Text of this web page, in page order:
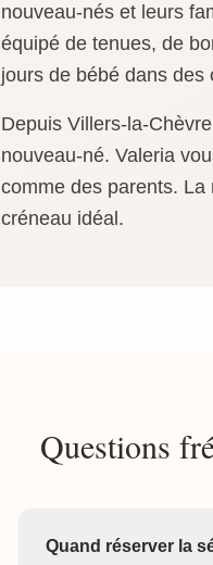
nouveau-nés et leurs
équipé de tenues, de
jours de bébé dans des
Depuis Villers-la-
nouveau-né. Valeria
comme des parents.
créneau idéal.
Questions
Quand réserver la